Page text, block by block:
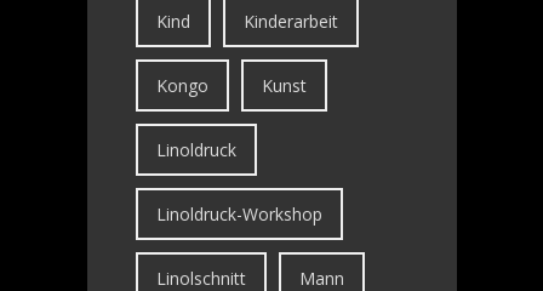
Kind Kinderarbeit
Kongo Kunst
Linoldruck
Linoldruck-Workshop
Linolschnitt Mann